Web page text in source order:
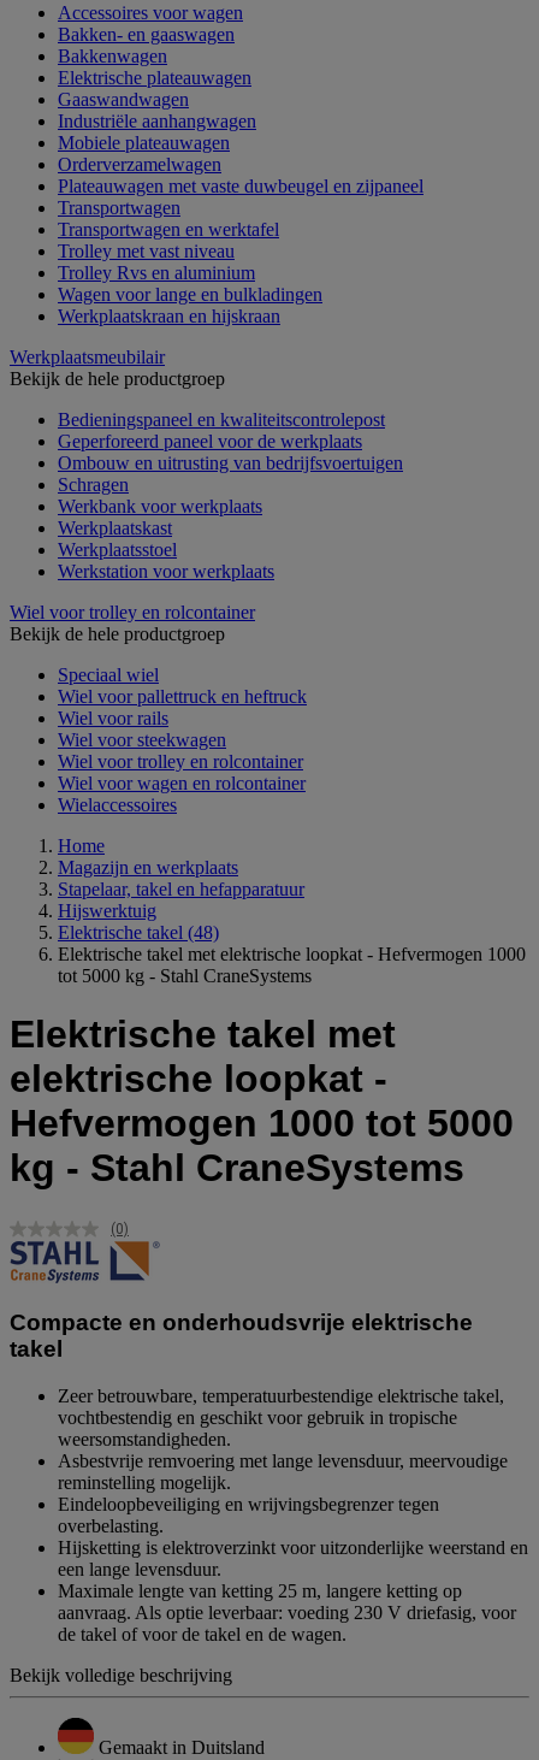
Accessoires voor wagen
Bakken- en gaaswagen
Bakkenwagen
Elektrische plateauwagen
Gaaswandwagen
Industriële aanhangwagen
Mobiele plateauwagen
Orderverzamelwagen
Plateauwagen met vaste duwbeugel en zijpaneel
Transportwagen
Transportwagen en werktafel
Trolley met vast niveau
Trolley Rvs en aluminium
Wagen voor lange en bulkladingen
Werkplaatskraan en hijskraan
Werkplaatsmeubilair
Bekijk de hele productgroep
Bedieningspaneel en kwaliteitscontrolepost
Geperforeerd paneel voor de werkplaats
Ombouw en uitrusting van bedrijfsvoertuigen
Schragen
Werkbank voor werkplaats
Werkplaatskast
Werkplaatsstoel
Werkstation voor werkplaats
Wiel voor trolley en rolcontainer
Bekijk de hele productgroep
Speciaal wiel
Wiel voor pallettruck en heftruck
Wiel voor rails
Wiel voor steekwagen
Wiel voor trolley en rolcontainer
Wiel voor wagen en rolcontainer
Wielaccessoires
Home
Magazijn en werkplaats
Stapelaar, takel en hefapparatuur
Hijswerktuig
Elektrische takel (48)
Elektrische takel met elektrische loopkat - Hefvermogen 1000
tot 5000 kg - Stahl CraneSystems
Elektrische takel met
elektrische loopkat -
Hefvermogen 1000 tot 5000
kg - Stahl CraneSystems
Geen
scorewaarde.
Dezelfde
(0)
Compacte en onderhoudsvrije elektrische
takel
Zeer betrouwbare, temperatuurbestendige elektrische takel,
vochtbestendig en geschikt voor gebruik in tropische
weersomstandigheden.
Asbestvrije remvoering met lange levensduur, meervoudige
reminstelling mogelijk.
Eindeloopbeveiliging en wrijvingsbegrenzer tegen
overbelasting.
Hijsketting is elektroverzinkt voor uitzonderlijke weerstand en
een lange levensduur.
Maximale lengte van ketting 25 m, langere ketting op
aanvraag. Als optie leverbaar: voeding 230 V driefasig, voor
de takel of voor de takel en de wagen.
Bekijk volledige beschrijving
Gemaakt in Duitsland